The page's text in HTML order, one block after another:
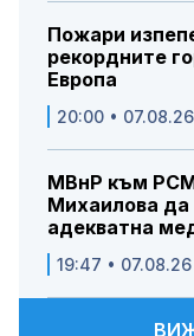
Пожари
рекордните
Европа
20:00 • 07.08.26
МВнР към
Михаилова
адекватна
19:47 • 07.08.26